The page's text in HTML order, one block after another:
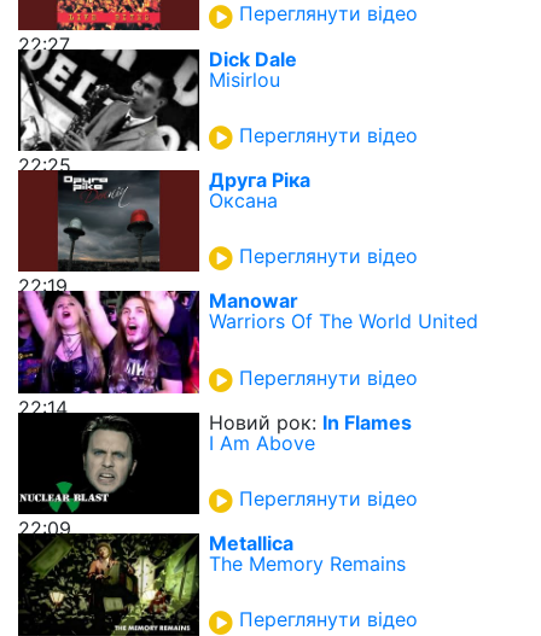
22:27
Переглянути відео
22:25
Dick Dale
Misirlou
Переглянути відео
22:19
Друга Ріка
Оксана
Переглянути відео
22:14
Manowar
Warriors Of The World United
Переглянути відео
22:09
Новий рок: In Flames
I Am Above
Переглянути відео
Metallica
The Memory Remains
Переглянути відео